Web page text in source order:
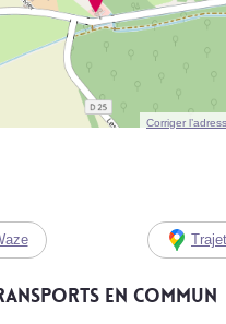
Corriger
en commun